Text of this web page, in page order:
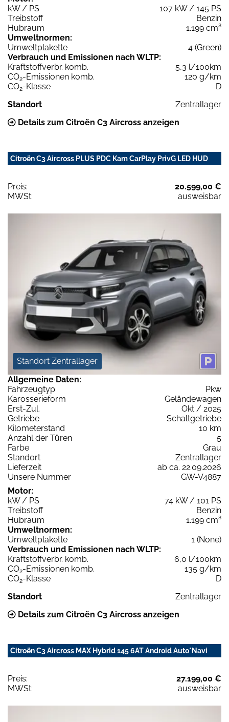
kW / PS
107 kW / 145 PS
Treibstoff
Benzin
Hubraum
1.199 cm³
Umweltnormen:
Umweltplakette
4 (Green)
Verbrauch und Emissionen nach WLTP:
Kraftstoffverbr. komb.
5,3 l/100km
CO2-Emissionen komb.
120 g/km
CO2-Klasse
D
Standort
Zentrallager
Details zum Citroën C3 Aircross anzeigen
Citroën C3 Aircross PLUS PDC Kam CarPlay PrivG LED HUD
Preis:
20.599,00 €
MWSt:
ausweisbar
Standort Zentrallager
Allgemeine Daten:
Fahrzeugtyp
Pkw
Karosserieform
Geländewagen
Erst-Zul.
Okt / 2025
Getriebe
Schaltgetriebe
Kilometerstand
10 km
Anzahl der Türen
5
Farbe
Grau
Standort
Zentrallager
Lieferzeit
ab ca. 22.09.2026
Unsere Nummer
GW-V4887
Motor:
kW / PS
74 kW / 101 PS
Treibstoff
Benzin
Hubraum
1.199 cm³
Umweltnormen:
Umweltplakette
1 (None)
Verbrauch und Emissionen nach WLTP:
Kraftstoffverbr. komb.
6,0 l/100km
CO2-Emissionen komb.
135 g/km
CO2-Klasse
D
Standort
Zentrallager
Details zum Citroën C3 Aircross anzeigen
Citroën C3 Aircross MAX Hybrid 145 6AT Android Auto*Navi
Preis:
27.199,00 €
MWSt:
ausweisbar